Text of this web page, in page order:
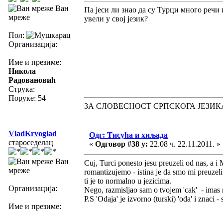
Ван
мреже
Пол:
Организација:
Име и презиме:
Никола
Радовановић
Струка:
Поруке: 54
Па јеси ли знао да су Турци много
увели у свој језик?
ЗА СЛОВЕСНОСТ СРПСКОГА
VladKrvoglad
староседелац
Ван
мреже
Организација:
Име и презиме:
Одг: Тисућа и хиљада
« Одговор #38 у: 22.08 ч. 22.11.2011. »
Cuj, Turci ponesto jesu preuzeli od nas, a i
romantizujemo - istina je da smo mi
ti je to normalno u jezicima.
Nego, razmisljao sam o tvojem 'cak' -
P.S 'Odaja' je izvorno (turski) 'oda' i znaci -